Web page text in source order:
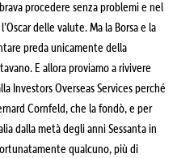
procedere senza problemi e nel
delle valute. Ma la Borsa e la
preda unicamente della
E allora proviamo a rivivere
Investors Overseas Services perché
Cornfeld, che la fondò, e per
dalla metà degli anni Sessanta in
qualcuno, più di